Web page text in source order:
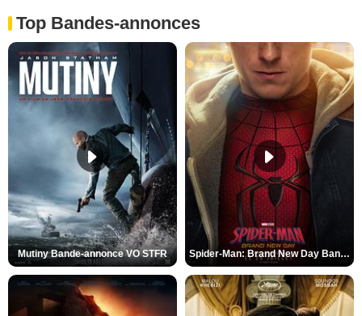
Top Bandes-annonces
Mutiny Bande-annonce VO STFR Spider-Man: Brand New Day Bande-annonce VO STFR